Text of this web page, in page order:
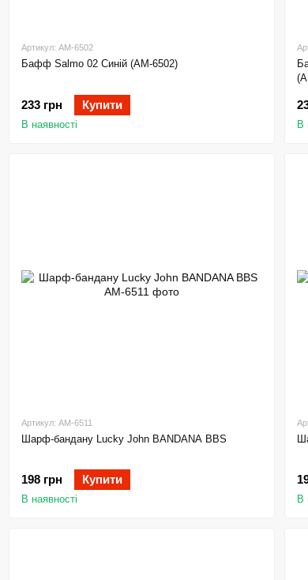
Артикул: AM-6502
Бафф Salmo 02 Синій (AM-6502)
233 грн Купити
В наявності В
Артикул: AM-6511
Шарф-бандану Lucky John BANDANA BBS
198 грн Купити
В наявності В